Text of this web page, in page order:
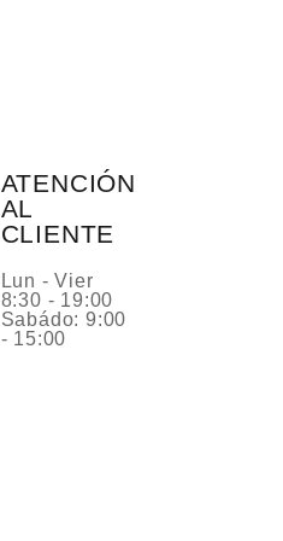
ATENCIÓN
AL
CLIENTE
Lun - Vier
8:30 - 19:00
Sabádo: 9:00
- 15:00